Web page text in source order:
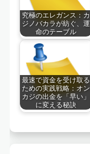
究極のエレガンス：カ
ジノバカラが紡ぐ、運
命のテーブル
最速で資金を受け取る
ための実践戦略：オン
カジの出金を「早い」
に変える秘訣